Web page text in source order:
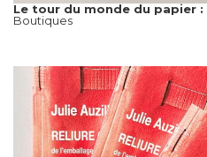
Le tour du monde du papier :
Boutiques